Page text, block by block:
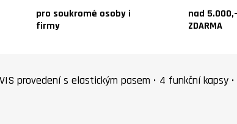
pro soukromé osoby i
firmy
nad
ZDARMA
provedení s elastickým pasem • 4 funkční kapsy